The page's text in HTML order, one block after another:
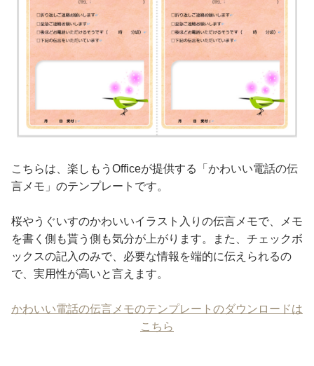
こちらは、楽しもうOfficeが提供する「かわいい電話の伝
言メモ」のテンプレートです。
桜やうぐいすのかわいいイラスト入りの伝言メモで、メモ
を書く側も貰う側も気分が上がります。また、チェックボ
ックスの記入のみで、必要な情報を端的に伝えられるの
で、実用性が高いと言えます。
かわいい電話の伝言メモのテンプレートのダウンロードは
こちら